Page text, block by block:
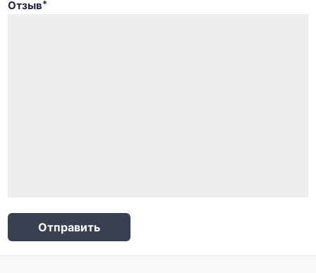
Отзыв*
Отправить